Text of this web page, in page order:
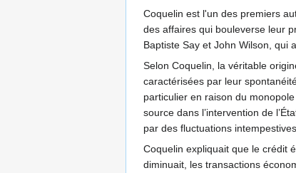
Coquelin est l'un des premiers
des affaires qui bouleverse leur
Baptiste Say et John Wilson, qui
Selon Coquelin, la véritable
caractérisées par leur
particulier en raison du
source dans l’intervention de
par des fluctuations
Coquelin expliquait que le crédit
diminuait, les transactions